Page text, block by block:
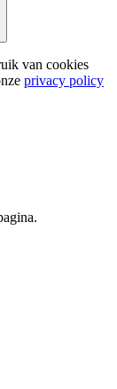
van cookies
privacy policy